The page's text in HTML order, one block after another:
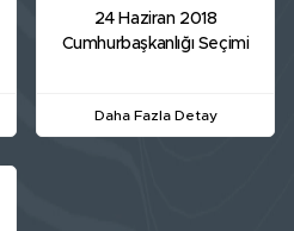
24 Haziran 2018
Cumhurbaşkanlığı Seçimi
Daha Fazla Detay